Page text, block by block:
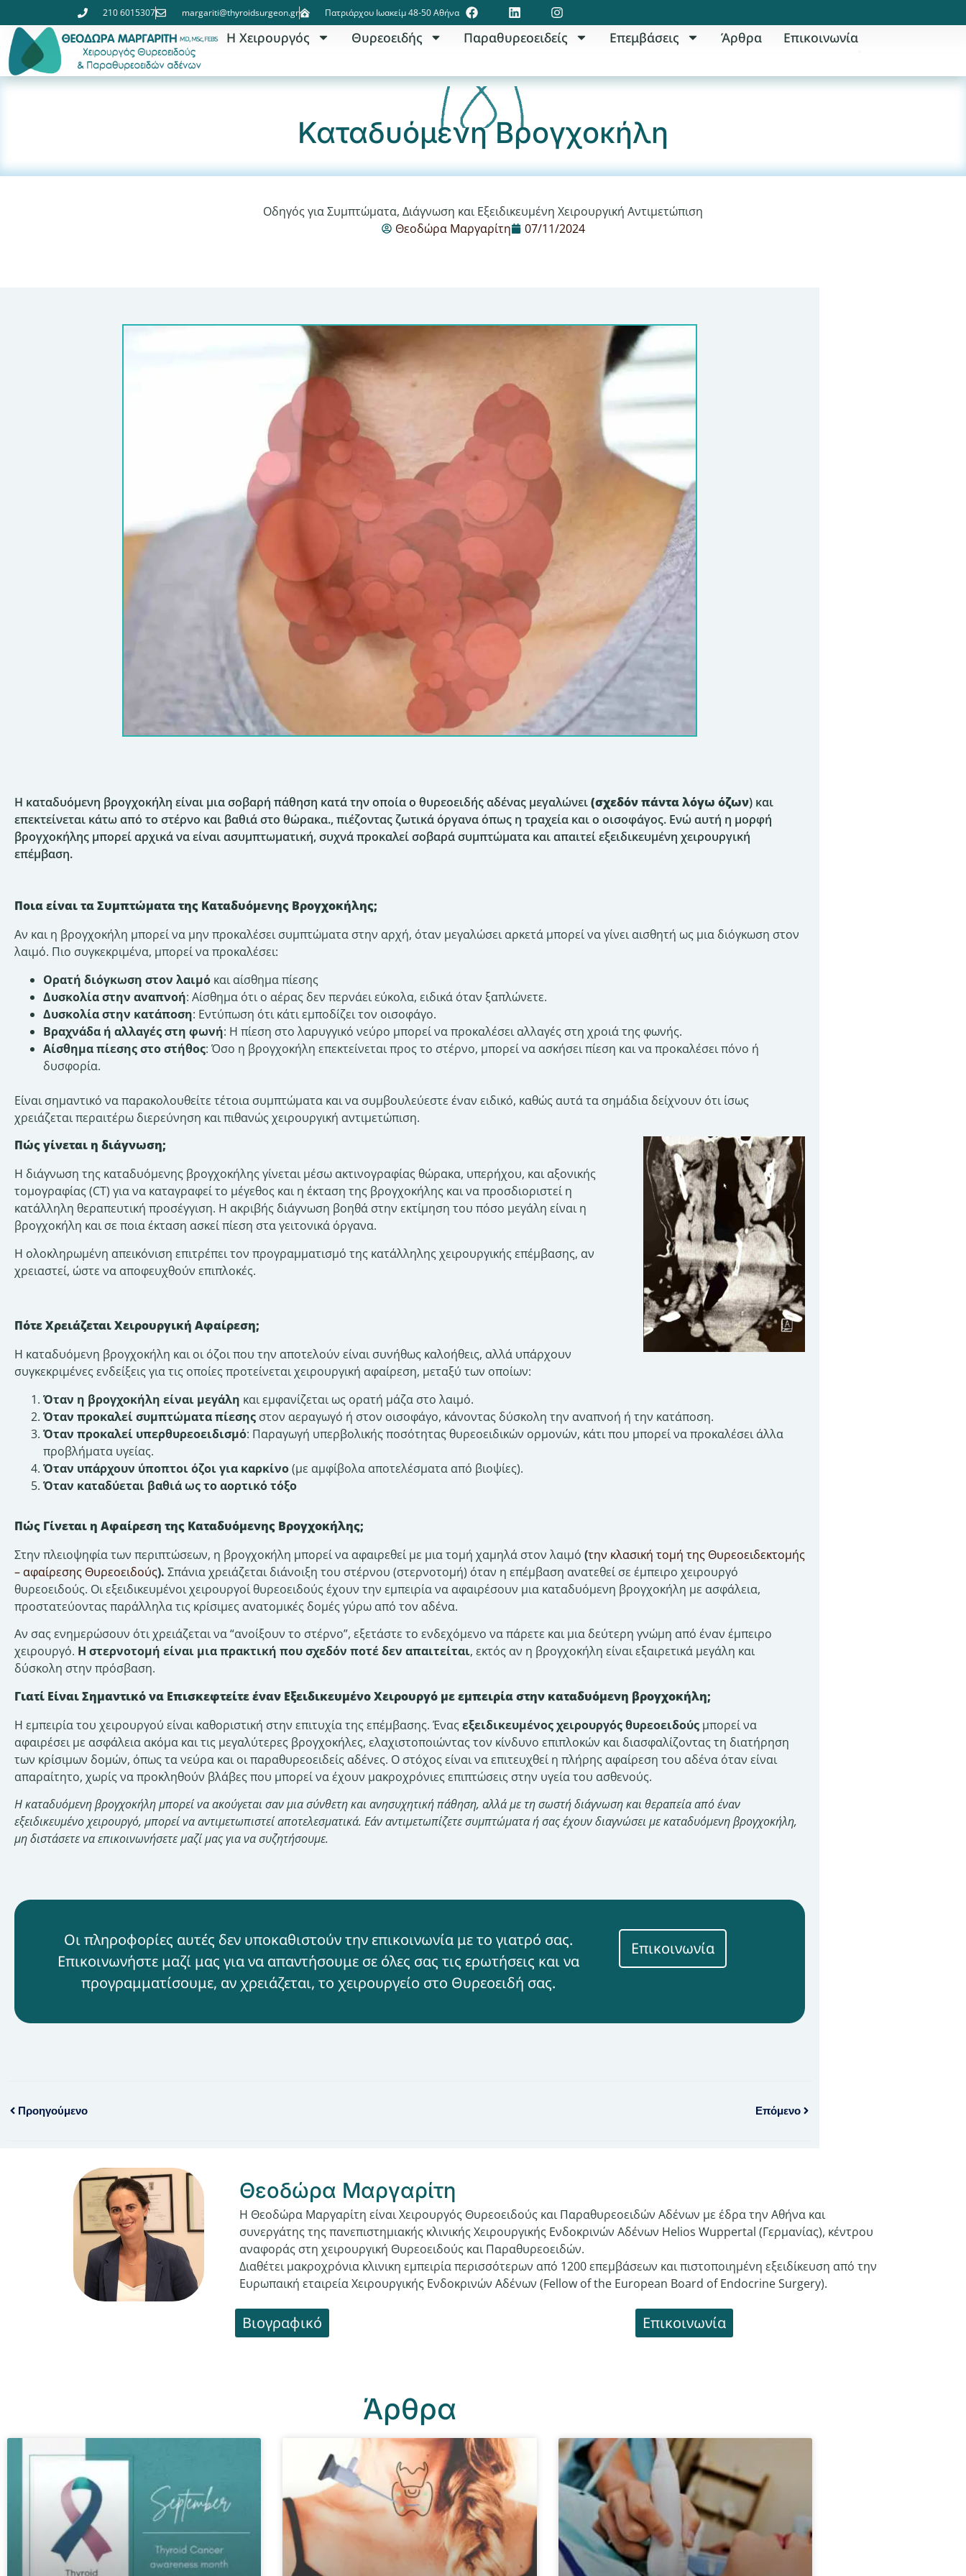
210 6015307 margariti@thyroidsurgeon.gr Πατριάρχου Ιωακείμ 48-50 Αθήνα
Η Χειρουργός Θυρεοειδής Παραθυρεοειδείς Επεμβάσεις Άρθρα Επικοινωνία
Καταδυόμενη Βρογχοκήλη
Οδηγός για Συμπτώματα, Διάγνωση και Εξειδικευμένη Χειρουργική Αντιμετώπιση
Θεοδώρα Μαργαρίτη
07/11/2024
Η καταδυόμενη βρογχοκήλη είναι μια σοβαρή πάθηση κατά την οποία ο θυρεοειδής αδένας μεγαλώνει(σχεδόν πάντα λόγω όζων) και
επεκτείνεται κάτω από το στέρνο και βαθιά στο θώρακα., πιέζοντας ζωτικά όργανα όπως η τραχεία και ο οισοφάγος. Ενώ αυτή η μορφή
βρογχοκήλης μπορεί αρχικά να είναι ασυμπτωματική, συχνά προκαλεί σοβαρά συμπτώματα και απαιτεί εξειδικευμένη χειρουργική
επέμβαση.
Ποια είναι τα Συμπτώματα της Καταδυόμενης Βρογχοκήλης;
Αν και η βρογχοκήλη μπορεί να μην προκαλέσει συμπτώματα στην αρχή, όταν μεγαλώσει αρκετά μπορεί να γίνει αισθητή ως μια διόγκωση στον
λαιμό. Πιο συγκεκριμένα, μπορεί να προκαλέσει:
Ορατή διόγκωση στον λαιμό και αίσθημα πίεσης
Δυσκολία στην αναπνοή: Αίσθημα ότι ο αέρας δεν περνάει εύκολα, ειδικά όταν ξαπλώνετε.
Δυσκολία στην κατάποση: Εντύπωση ότι κάτι εμποδίζει τον οισοφάγο.
Βραχνάδα ή αλλαγές στη φωνή: Η πίεση στο λαρυγγικό νεύρο μπορεί να προκαλέσει αλλαγές στη χροιά της φωνής.
Αίσθημα πίεσης στο στήθος: Όσο η βρογχοκήλη επεκτείνεται προς το στέρνο, μπορεί να ασκήσει πίεση και να προκαλέσει πόνο ή
δυσφορία.
Είναι σημαντικό να παρακολουθείτε τέτοια συμπτώματα και να συμβουλεύεστε έναν ειδικό, καθώς αυτά τα σημάδια δείχνουν ότι ίσως
χρειάζεται περαιτέρω διερεύνηση και πιθανώς χειρουργική αντιμετώπιση.
Πώς γίνεται η διάγνωση;
Η διάγνωση της καταδυόμενης βρογχοκήλης γίνεται μέσω ακτινογραφίας θώρακα, υπερήχου, και αξονικής
τομογραφίας (CT) για να καταγραφεί το μέγεθος και η έκταση της βρογχοκήλης και να προσδιοριστεί η
κατάλληλη θεραπευτική προσέγγιση. Η ακριβής διάγνωση βοηθά στην εκτίμηση του πόσο μεγάλη είναι η
βρογχοκήλη και σε ποια έκταση ασκεί πίεση στα γειτονικά όργανα.
Η ολοκληρωμένη απεικόνιση επιτρέπει τον προγραμματισμό της κατάλληλης χειρουργικής επέμβασης, αν
χρειαστεί, ώστε να αποφευχθούν επιπλοκές.
Πότε Χρειάζεται Χειρουργική Αφαίρεση;
Η καταδυόμενη βρογχοκήλη και οι όζοι που την αποτελούν είναι συνήθως καλοήθεις, αλλά υπάρχουν
συγκεκριμένες ενδείξεις για τις οποίες προτείνεται χειρουργική αφαίρεση, μεταξύ των οποίων:
Όταν η βρογχοκήλη είναι μεγάλη και εμφανίζεται ως ορατή μάζα στο λαιμό.
Όταν προκαλεί συμπτώματα πίεσης στον αεραγωγό ή στον οισοφάγο, κάνοντας δύσκολη την αναπνοή ή την κατάποση.
Όταν προκαλεί υπερθυρεοειδισμό: Παραγωγή υπερβολικής ποσότητας θυρεοειδικών ορμονών, κάτι που μπορεί να προκαλέσει άλλα
προβλήματα υγείας.
Όταν υπάρχουν ύποπτοι όζοι για καρκίνο(με αμφίβολα αποτελέσματα από βιοψίες).
Όταν καταδύεται βαθιά ως το αορτικό τόξο
Πώς Γίνεται η Αφαίρεση της Καταδυόμενης Βρογχοκήλης;
Στην πλειοψηφία των περιπτώσεων, η βρογχοκήλη μπορεί να αφαιρεθεί με μια τομή χαμηλά στον λαιμό (την κλασική τομή της Θυρεοειδεκτομής
– αφαίρεσης Θυρεοειδούς). Σπάνια χρειάζεται διάνοιξη του στέρνου (στερνοτομή) όταν η επέμβαση ανατεθεί σε έμπειρο χειρουργό
θυρεοειδούς. Οι εξειδικευμένοι χειρουργοί θυρεοειδούς έχουν την εμπειρία να αφαιρέσουν μια καταδυόμενη βρογχοκήλη με ασφάλεια,
προστατεύοντας παράλληλα τις κρίσιμες ανατομικές δομές γύρω από τον αδένα.
Αν σας ενημερώσουν ότι χρειάζεται να “ανοίξουν το στέρνο”, εξετάστε το ενδεχόμενο να πάρετε και μια δεύτερη γνώμη από έναν έμπειρο
χειρουργό. Η στερνοτομή είναι μια πρακτική που σχεδόν ποτέ δεν απαιτείται, εκτός αν η βρογχοκήλη είναι εξαιρετικά μεγάλη και
δύσκολη στην πρόσβαση.
Γιατί Είναι Σημαντικό να Επισκεφτείτε έναν Εξειδικευμένο Χειρουργό με εμπειρία στην καταδυόμενη βρογχοκήλη;
Η εμπειρία του χειρουργού είναι καθοριστική στην επιτυχία της επέμβασης. Ένας εξειδικευμένος χειρουργός θυρεοειδούς μπορεί να
αφαιρέσει με ασφάλεια ακόμα και τις μεγαλύτερες βρογχοκήλες, ελαχιστοποιώντας τον κίνδυνο επιπλοκών και διασφαλίζοντας τη διατήρηση
των κρίσιμων δομών, όπως τα νεύρα και οι παραθυρεοειδείς αδένες. Ο στόχος είναι να επιτευχθεί η πλήρης αφαίρεση του αδένα όταν είναι
απαραίτητο, χωρίς να προκληθούν βλάβες που μπορεί να έχουν μακροχρόνιες επιπτώσεις στην υγεία του ασθενούς.
Η καταδυόμενη βρογχοκήλη μπορεί να ακούγεται σαν μια σύνθετη και ανησυχητική πάθηση, αλλά με τη σωστή διάγνωση και θεραπεία από έναν
εξειδικευμένο χειρουργό, μπορεί να αντιμετωπιστεί αποτελεσματικά. Εάν αντιμετωπίζετε συμπτώματα ή σας έχουν διαγνώσει με καταδυόμενη βρογχοκήλη,
μη διστάσετε να επικοινωνήσετε μαζί μας για να συζητήσουμε.
Οι πληροφορίες αυτές δεν υποκαθιστούν την επικοινωνία με το γιατρό σας.
Επικοινωνήστε μαζί μας για να απαντήσουμε σε όλες σας τις ερωτήσεις και να
προγραμματίσουμε, αν χρειάζεται, το χειρουργείο στο Θυρεοειδή σας.
Επικοινωνία
Προηγούμενο Επόμενο
Θεοδώρα Μαργαρίτη
Η Θεοδώρα Μαργαρίτη είναι Χειρουργός Θυρεοειδούς και Παραθυρεοειδών Αδένων με έδρα την Αθήνα και
συνεργάτης της πανεπιστημιακής κλινικής Χειρουργικής Ενδοκρινών Αδένων Helios Wuppertal (Γερμανίας), κέντρου
αναφοράς στη χειρουργική Θυρεοειδούς και Παραθυρεοειδών.
Διαθέτει μακροχρόνια κλινικη εμπειρία περισσότερων από 1200 επεμβάσεων και πιστοποιημένη εξειδίκευση από την
Ευρωπαική εταιρεία Χειρουργικής Ενδοκρινών Αδένων (Fellow of the European Board of Endocrine Surgery).
Βιογραφικό Επικοινωνία
Άρθρα